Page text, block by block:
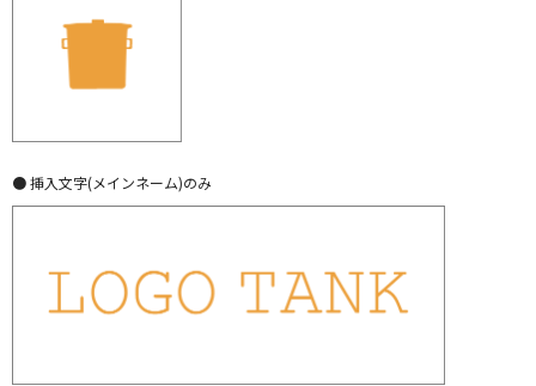
● 挿入文字(メインネーム)のみ